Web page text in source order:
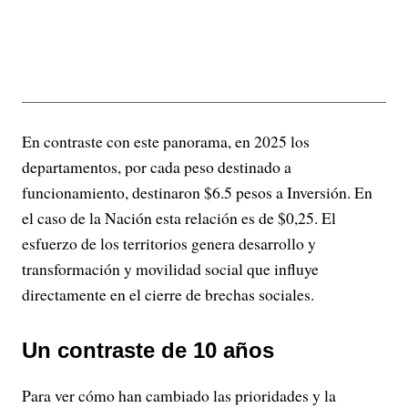
En contraste con este panorama, en 2025 los
departamentos, por cada peso destinado a
funcionamiento, destinaron $6.5 pesos a Inversión. En
el caso de la Nación esta relación es de $0,25. El
esfuerzo de los territorios genera desarrollo y
transformación y movilidad social que influye
directamente en el cierre de brechas sociales.
Un contraste de 10 años
Para ver cómo han cambiado las prioridades y la